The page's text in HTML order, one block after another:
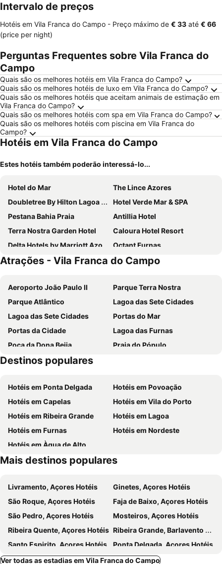
Intervalo de preços
Hotéis em Vila Franca do Campo - Preço máximo de ‎€ 33 até ‎€ 66
(price per night)
Perguntas Frequentes sobre Vila Franca do
Campo
Quais são os melhores hotéis em Vila Franca do Campo?
Quais são os melhores hotéis de luxo em Vila Franca do Campo?
Quais são os melhores hotéis que aceitam animais de estimação em
Vila Franca do Campo?
Quais são os melhores hotéis com spa em Vila Franca do Campo?
Quais são os melhores hotéis com piscina em Vila Franca do
Campo?
Hotéis em Vila Franca do Campo
Estes hotéis também poderão interessá-lo...
Hotel do Mar
The Lince Azores
Doubletree By Hilton Lagoa Azores
Hotel Verde Mar & SPA
Pestana Bahia Praia
Antillia Hotel
Terra Nostra Garden Hotel
Caloura Hotel Resort
Delta Hotels by Marriott Azores
Octant Furnas
Vinha d'Areia Beach Hotel
Aparthotel Barracuda
ANC Resort
Vista do Vale - Hotel
Senhora da Rosa, Tradition & Nature Hotel
Residencia Bem Estar Dona Adelina
Herdade Do AnanÁs
Santa Barbara Eco-Beach Resort
Hotel Vale Verde
Gorgeous House
Furnas Lake Forest Living
Hotel Ribeira Grande
Casa Branca
Quinta da Abelheira
Bella Casa Bed & Breakfast
Quinta dos Bravos
Quinta do Quarteiro
Azores Homes Resort & Spa
Volcanic Charming House
Surf & Guest Lorena´s House
Pousada da Vila
Pico do Refúgio - Casas de Campo
Oceanus Executive
Sul Villas & Spa - Azores
Benilde Village House
Casa das Calhetas - Turismo de Habitação
Vinha Dareia Beach
Sweet Dreams Al
Quintas do Mar I
Quinta dos Sabores Farm Houses
Vista Do Topo
Holidays at Laureano
Cantinho Do Ceu Santa Cruz
Quinta Nossa Senhora do Cabo
Sandra Hause
Santana Houses
Atrações - Vila Franca do Campo
Aeroporto João Paulo II
Parque Terra Nostra
Parque Atlântico
Lagoa das Sete Cidades
Lagoa das Sete Cidades
Portas do Mar
Portas da Cidade
Lagoa das Furnas
Poça da Dona Beija
Praia do Pópulo
Observatório Vulcanológico dos Açores
Nossa Senhora da Paz
Destinos populares
Hotéis em Ponta Delgada
Hotéis em Povoação
Hotéis em Capelas
Hotéis em Vila do Porto
Hotéis em Ribeira Grande
Hotéis em Lagoa
Hotéis em Furnas
Hotéis em Nordeste
Hotéis em Àgua de Alto
Mais destinos populares
Livramento, Açores Hotéis
Ginetes, Açores Hotéis
São Roque, Açores Hotéis
Faja de Baixo, Açores Hotéis
São Pedro, Açores Hotéis
Mosteiros, Açores Hotéis
Ribeira Quente, Açores Hotéis Ribeira Grande, Barlavento Hotéis
Santo Espirito, Açores Hotéis
Ponta Delgada, Açores Hotéis
Povoação, Açores Hotéis
Capelas, Açores Hotéis
Ver todas as estadias em Vila Franca do Campo